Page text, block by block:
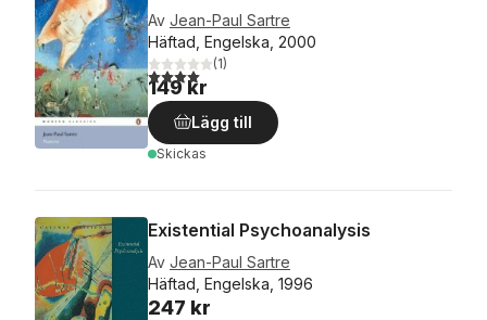
Av Jean-Paul Sartre
Häftad, Engelska, 2000
4,0utav 5 stjärnor. Totalt antal röster:
(1)
149 kr
Lägg till
Skickas
Existential Psychoanalysis
Av Jean-Paul Sartre
Häftad, Engelska, 1996
247 kr